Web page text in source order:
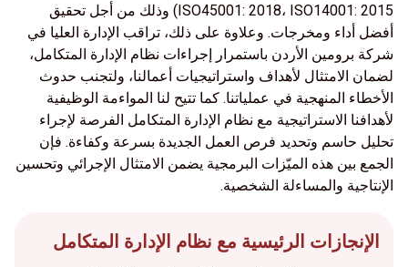
ISO45001: 2018، ISO14001: 2015) وذلك من أجل تحقيق
أفضل أداء ومخرجات. وعلاوة على ذلك، تراقب الإدارة العليا في
شركة برومين الأردن باستمرار إجراءات نظام الإدارة المتكامل،
لضمان الامتثال لأهداف واستراتيجيات أعمالنا، ولتجنب حدوث
الأخطاء المنهجية في عملياتنا. كما تتيح لنا المواءمة الوظيفية
لأهدافنا الاستراتيجية مع نظام الإدارة المتكامل الفرصة لإجراء
تحليل حاسم وتحديد فرص العمل الجديدة بسرعة وكفاءة. فإن
الجمع بين هذه الميّزات البرمجية يضمن الامتثال الإجرائي وتحسين
الإنتاجية والمساءلة الشخصية.
الإنجازات الرئيسية مع نظام الإدارة المتكامل